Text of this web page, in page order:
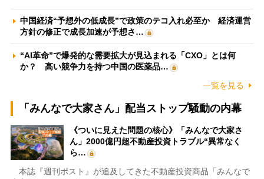
中国経済“予想外の低成長”で政策のテコ入れ必至か 経済運営
方針の修正で成長加速が予想さ…
“AI革命”で爆発的な需要拡大が見込まれる「CXO」とは何
か？ 高い競争力を持つ中国の医薬品…
一覧を見る
「みんなで大家さん」配当ストップ騒動の内幕
《ついに見えた問題の核心》「みんなで大家さ
ん」2000億円超不動産投資トラブル“異常なく
ら…
本誌『週刊ポスト』が追及してきた不動産投資商品「みんなで